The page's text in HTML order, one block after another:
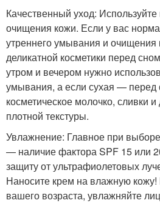
Качественный уход:
очищения кожи. Если у вас
утреннего умывания и
деликатной косметики перед
утром и вечером нужно
умывания, а если сухая — перед
косметическое молочко, сливки
плотной текстуры.
Увлажнение: Главное при
— наличие фактора SPF 15 или
защиту от ультрафиолетовых
Наносите крем на влажную
вашего возраста, увлажняйте